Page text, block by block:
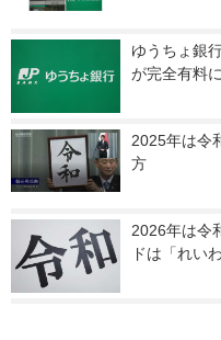
ゆうちょ銀
が完全有料に
2025年は令
方
2026年は令
ドは「れいわ